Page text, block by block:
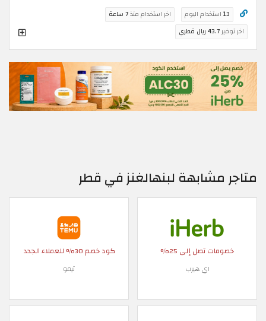
13 استخدام اليوم اخر استخدام منذ7 ساعة
اخر توفير43.7 ريال قطري
متاجر مشابهة لبنهالغنز في قطر
خصومات تصل إلى 25%
اي هيرب
كود خصم 30% للعملاء الجدد
تيمو